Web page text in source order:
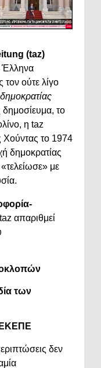
(taz)
Έλληνα
ούτε λίγο
δημοσίευμα, το
η taz
Χούντας το 1974
δημοκρατίας
με
απαριθμεί
των
δεν